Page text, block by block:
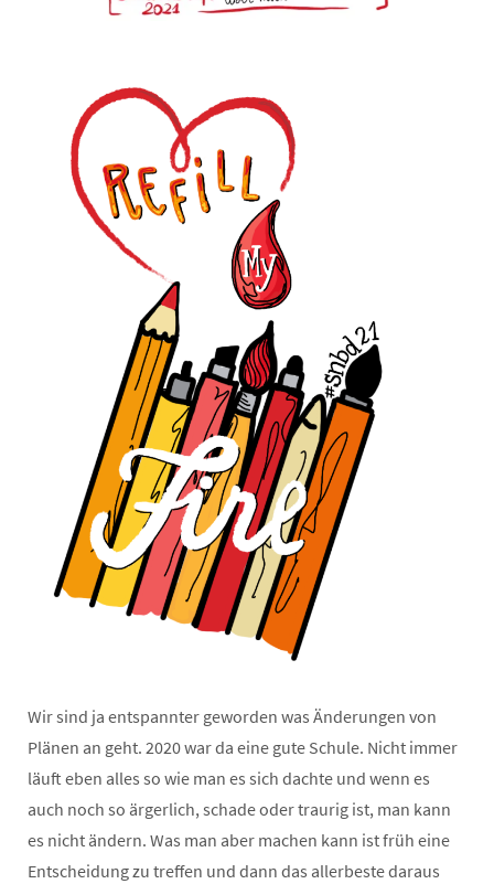
Wir sind ja entspannter geworden was Änderungen von
Plänen an geht. 2020 war da eine gute Schule. Nicht immer
läuft eben alles so wie man es sich dachte und wenn es
auch noch so ärgerlich, schade oder traurig ist, man kann
es nicht ändern. Was man aber machen kann ist früh eine
Entscheidung zu treffen und dann das allerbeste daraus